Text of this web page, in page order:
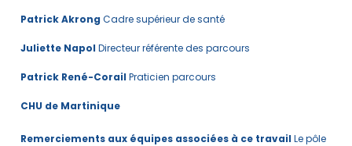
Patrick Akrong Cadre supérieur de santé
Juliette Napol Directeur référente des parcours
Patrick René-Corail Praticien parcours
CHU de Martinique
Remerciements aux équipes associées à ce travail Le pôle